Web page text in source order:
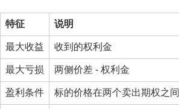
特征 说明
最大收益 收到的权利金
最大亏损 两侧价差 - 权利金
盈利条件 标的价格在两个卖出期权之间